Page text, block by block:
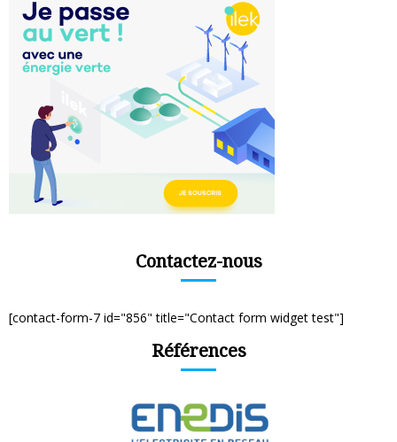
Contactez-nous
[contact-form-7 id="856" title="Contact form widget test"]
Références